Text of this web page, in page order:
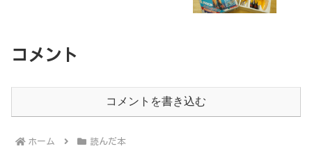
コメント
コメントを書き込む
ホーム 読んだ本